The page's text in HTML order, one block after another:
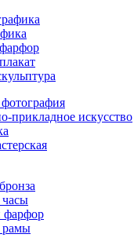
прикладное искусство
фарфор
рамы